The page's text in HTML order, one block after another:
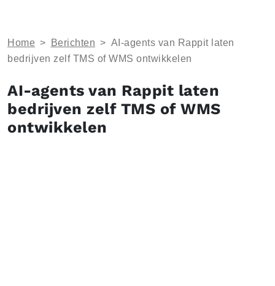
Home > Berichten > AI-agents van Rappit laten
bedrijven zelf TMS of WMS ontwikkelen
AI-agents van Rappit laten
bedrijven zelf TMS of WMS
ontwikkelen